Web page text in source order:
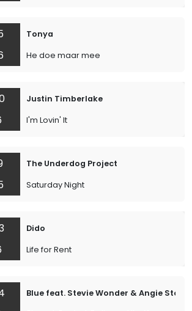
Tonya
He doe maar mee
Justin Timberlake
I'm Lovin' It
The Underdog Project
Saturday Night
Dido
Life for Rent
Blue feat. Stevie Wonder & Angie Stone